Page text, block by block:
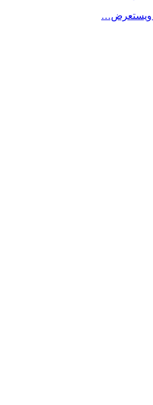
ويستعرض…